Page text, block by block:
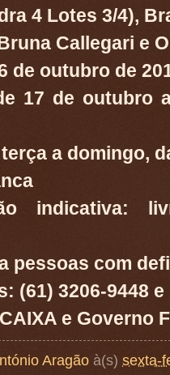
4 Lotes 3/4),
Callegari e
de outubro de
17 de outubro
a domingo,
indicativa:
pessoas com
(61) 3206-9448 e
e Governo
Aragão à(s) sexta-